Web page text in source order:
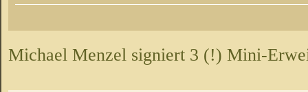
Michael Menzel signiert 3 (!) Mini-